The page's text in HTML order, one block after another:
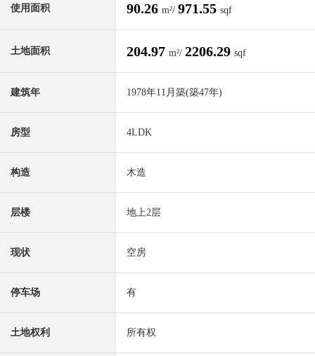
使用面积 90.26 m²/ 971.55 sqf
土地面积 204.97 m²/ 2206.29 sqf
建筑年 1978年11月築(築47年)
房型 4LDK
构造 木造
层楼 地上2层
现状 空房
停车场 有
土地权利 所有权